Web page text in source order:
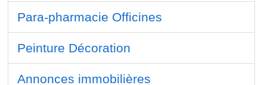
Para-pharmacie Officines
Peinture Décoration
Annonces immobilières